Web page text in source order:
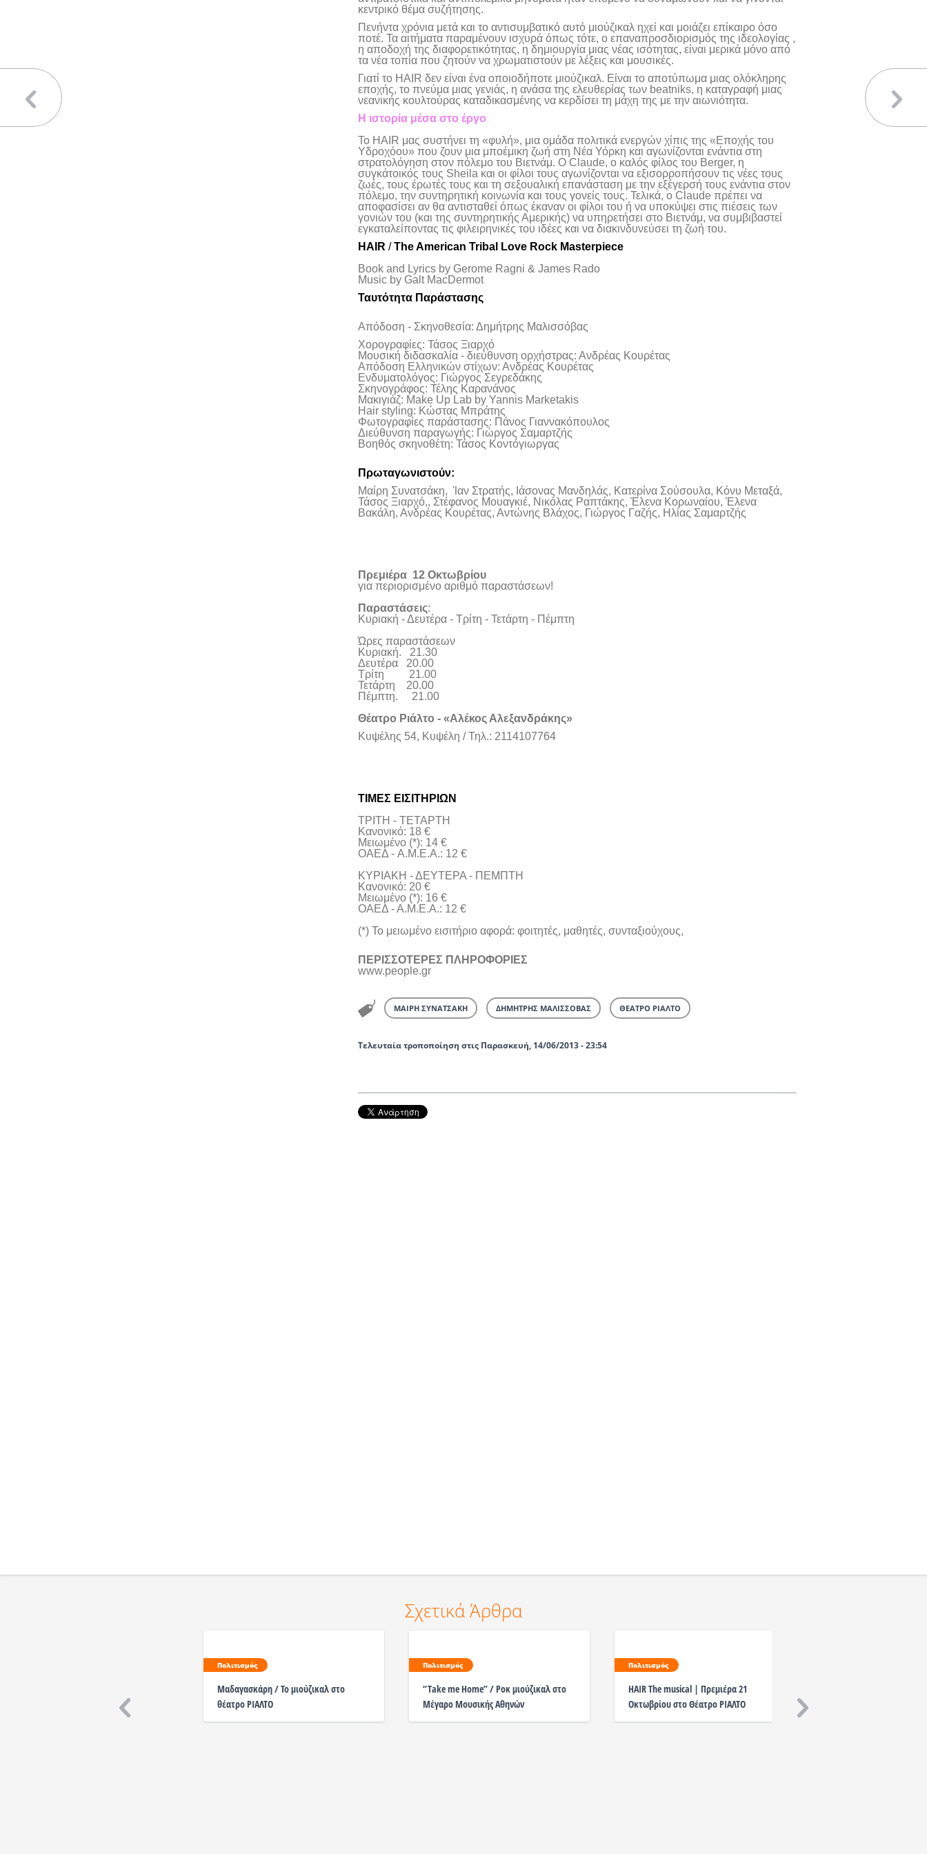
κεντρικό θέμα συζήτησης.
Πενήντα χρόνια μετά και το αντισυμβατικό αυτό μιούζικαλ ηχεί και μοιάζει επίκαιρο όσο
ποτέ. Τα αιτήματα παραμένουν ισχυρά όπως τότε, ο επαναπροσδιορισμός της ιδεολογίας ,
η αποδοχή της διαφορετικότητας, η δημιουργία μιας νέας ισότητας, είναι μερικά μόνο από
τα νέα τοπία που ζητούν να χρωματιστούν με λέξεις και μουσικές.
Γιατί το HAIR δεν είναι ένα οποιοδήποτε μιούζικαλ. Είναι το αποτύπωμα μιας ολόκληρης
εποχής, το πνεύμα μιας γενιάς, η ανάσα της ελευθερίας των beatniks, η καταγραφή μιας
νεανικής κουλτούρας καταδικασμένης να κερδίσει τη μάχη της με την αιωνιότητα.
Η ιστορία μέσα στο έργο
Το HAIR μας συστήνει τη «φυλή», μια ομάδα πολιτικά ενεργών χίπις της «Εποχής του
Υδροχόου» που ζουν μια μποέμικη ζωή στη Νέα Υόρκη και αγωνίζονται ενάντια στη
στρατολόγηση στον πόλεμο του Βιετνάμ. Ο Claude, ο καλός φίλος του Berger, η
συγκάτοικός τους Sheila και οι φίλοι τους αγωνίζονται να εξισορροπήσουν τις νέες τους
ζωές, τους έρωτές τους και τη σεξουαλική επανάσταση με την εξέγερσή τους ενάντια στον
πόλεμο, την συντηρητική κοινωνία και τους γονείς τους. Τελικά, ο Claude πρέπει να
αποφασίσει αν θα αντισταθεί όπως έκαναν οι φίλοι του ή να υποκύψει στις πιέσεις των
γονιών του (και της συντηρητικής Αμερικής) να υπηρετήσει στο Βιετνάμ, να συμβιβαστεί
εγκαταλείποντας τις φιλειρηνικές του ιδέες και να διακινδυνεύσει τη ζωή του.
HAIR /The American Tribal Love Rock Masterpiece
Book and Lyrics by Gerome Ragni & James Rado
Music by Galt MacDermot
Ταυτότητα Παράστασης
Απόδοση - Σκηνοθεσία: Δημήτρης Μαλισσόβας
Χορογραφίες: Τάσος Ξιαρχό
Μουσική διδασκαλία - διεύθυνση ορχήστρας: Ανδρέας Κουρέτας
Απόδοση Ελληνικών στίχων: Ανδρέας Κουρέτας
Ενδυματολόγος: Γιώργος Σεγρεδάκης
Σκηνογράφος: Τέλης Καρανάνος
Μακιγιάζ: Make Up Lab by Yannis Marketakis
Hair styling: Κώστας Μπράτης
Φωτογραφίες παράστασης: Πάνος Γιαννακόπουλος
Διεύθυνση παραγωγής: Γιώργος Σαμαρτζής
Βοηθός σκηνοθέτη: Τάσος Κοντόγιωργας
Πρωταγωνιστούν:
Μαίρη Συνατσάκη, Ίαν Στρατής, Ιάσονας Μανδηλάς, Κατερίνα Σούσουλα, Κόνυ Μεταξά,
Τάσος Ξιαρχό,, Στέφανος Μουαγκιέ, Νικόλας Ραπτάκης, Έλενα Κορωναίου, Έλενα
Βακάλη, Ανδρέας Κουρέτας, Αντώνης Βλάχος, Γιώργος Γαζής, Ηλίας Σαμαρτζής
Πρεμιέρα 12 Οκτωβρίου
για περιορισμένο αριθμό παραστάσεων!
Παραστάσεις:
Κυριακή - Δευτέρα - Τρίτη - Τετάρτη - Πέμπτη
Ώρες παραστάσεων
Κυριακή. 21.30
Δευτέρα 20.00
Τρίτη 21.00
Τετάρτη 20.00
Πέμπτη. 21.00
Θέατρο Ριάλτο - «Αλέκος Αλεξανδράκης»
Κυψέλης 54, Κυψέλη / Τηλ.: 2114107764
ΤΙΜΕΣ ΕΙΣΙΤΗΡΙΩΝ
ΤΡΙΤΗ - ΤΕΤΑΡΤΗ
Κανονικό: 18 €
Μειωμένο (*): 14 €
ΟΑΕΔ - Α.Μ.Ε.Α.: 12 €
ΚΥΡΙΑΚΗ - ΔΕΥΤΕΡΑ - ΠΕΜΠΤΗ
Κανονικό: 20 €
Μειωμένο (*): 16 €
ΟΑΕΔ - Α.Μ.Ε.Α.: 12 €
(*) Το μειωμένο εισιτήριο αφορά: φοιτητές, μαθητές, συνταξιούχους,
ΠΕΡΙΣΣΟΤΕΡΕΣ ΠΛΗΡΟΦΟΡΙΕΣ
www.people.gr
ΜΑΙΡΗ ΣΥΝΑΤΣΑΚΗ ΔΗΜΗΤΡΗΣ ΜΑΛΙΣΣΟΒΑΣ ΘΕΑΤΡΟ ΡΙΑΛΤΟ
Τελευταία τροποποίηση στις Παρασκευή, 14/06/2013 - 23:54
Σχετικά Άρθρα
Πολιτισμός
Μαδαγασκάρη / Το μιούζικαλ στο
θέατρο ΡΙΑΛΤΟ
Πολιτισμός
“Take me Home” / Ροκ μιούζικαλ στο
Μέγαρο Μουσικής Αθηνών
Πολιτισμός
HAIR The musical | Πρεμιέρα 21
Οκτωβρίου στο Θέατρο ΡΙΑΛΤΟ